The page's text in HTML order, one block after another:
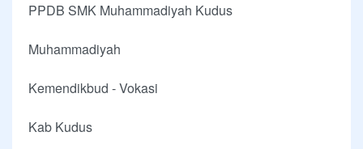
PPDB SMK Muhammadiyah Kudus
Muhammadiyah
Kemendikbud - Vokasi
Kab Kudus